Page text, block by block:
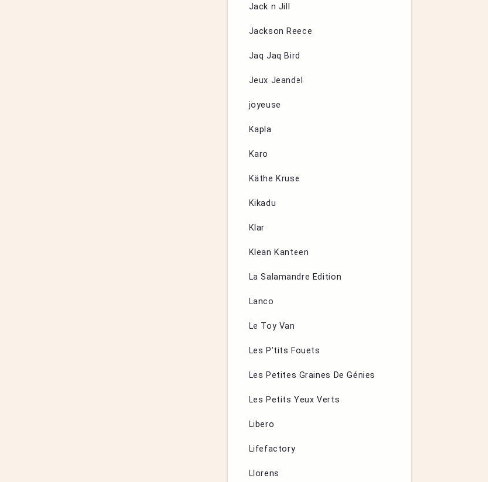
Jack n Jill
Jackson Reece
Jaq Jaq Bird
Jeux Jeandel
joyeuse
Kapla
Karo
Käthe Kruse
Kikadu
Klar
Klean Kanteen
La Salamandre Edition
Lanco
Le Toy Van
Les P’tits Fouets
Les Petites Graines De Génies
Les Petits Yeux Verts
Libero
Lifefactory
Llorens